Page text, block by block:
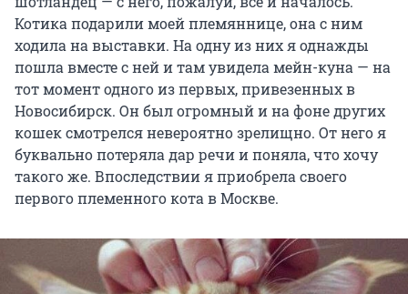
Котика подарили моей племяннице, она с ним
ходила на выставки. На одну из них я однажды
пошла вместе с ней и там увидела мейн-куна — на
тот момент одного из первых, привезенных в
Новосибирск. Он был огромный и на фоне других
кошек смотрелся невероятно зрелищно. От него я
буквально потеряла дар речи и поняла, что хочу
такого же. Впоследствии я приобрела своего
первого племенного кота в Москве.